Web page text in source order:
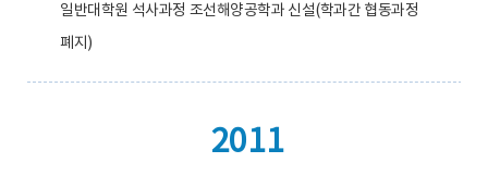
일반대학원 석사과정 조선해양공학과 신설(학과간 협동과정
폐지)
2011